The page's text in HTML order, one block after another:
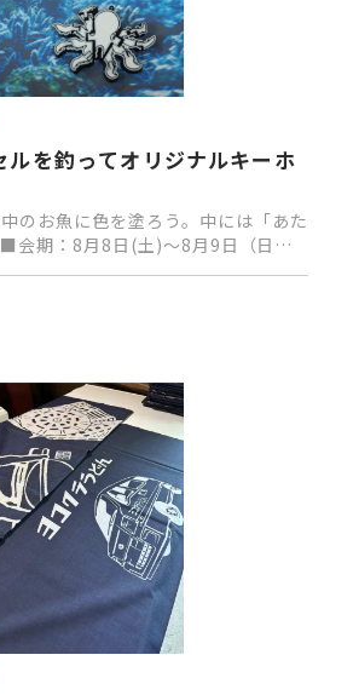
ルを釣ってオリジナルキーホ
のお魚に色を塗ろう。中には「あた
会期：8月8日(土)～8月9日（日）